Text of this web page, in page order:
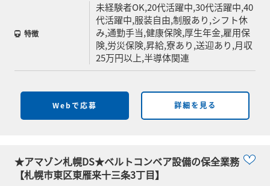
特徴
未経験者OK,20代活躍中,30代活躍中,40
代活躍中,服装自由,制服あり,シフト休
み,通勤手当,健康保険,厚生年金,雇用保
険,労災保険,昇給,寮あり,送迎あり,月収
25万円以上,半導体関連
Webで応募 詳細を見る
★アマゾン札幌DS★ベルトコンベア設備の保全業務
【札幌市東区東雁来十三条3丁目】